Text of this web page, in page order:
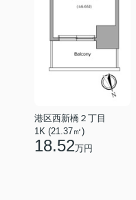
港区西新橋２丁目
1K (21.37㎡)
18.52万円